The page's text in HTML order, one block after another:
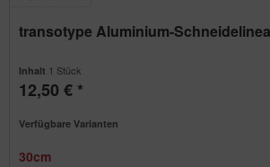
transotype Aluminium-
Inhalt 1 Stück
12,50 € *
Verfügbare Varianten
30cm